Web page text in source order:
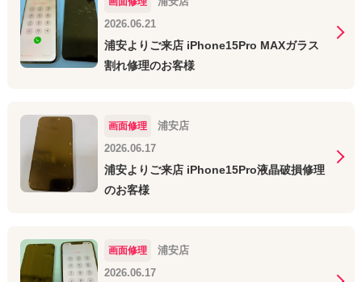
2026.06.21
浦安よりご来店 iPhone15Pro MAXガラス
割れ修理のお客様
画面修理
浦安店
2026.06.17
浦安よりご来店 iPhone15Pro液晶破損修理
のお客様
画面修理
浦安店
2026.06.17